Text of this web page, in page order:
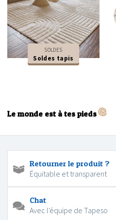
SOLDES
Soldes tapis
Le monde est à tes pieds
Retourner le produit ?
Équitable et transparent
Chat
Avec l'équipe de Tapeso